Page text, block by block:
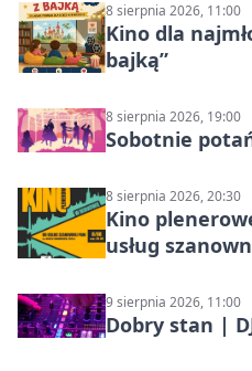
8 sierpnia 2026, 11:00
Kino dla
bajką”
8 sierpnia 2026, 19:00
Sobotnie
8 sierpnia 2026, 20:30
Kino
usług
9 sierpnia 2026, 11:00
Dobry stan |